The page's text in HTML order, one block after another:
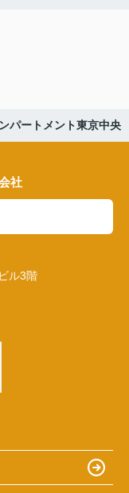
パートメント東京中央
社
ル3階